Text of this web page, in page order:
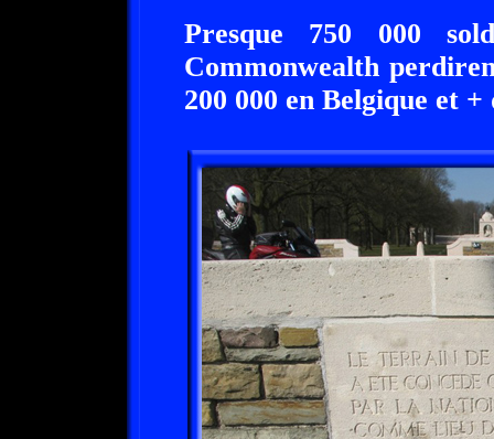
Presque 750 000
Commonwealth
200 000 en Belgique et